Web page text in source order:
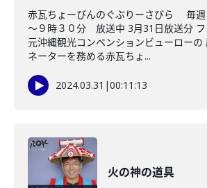
赤瓦ちょーびんのぐぶりーさびら 毎
～９時３０分 放送中 3月31日放送分 フ
元沖縄観光コンベンションビューローの
ネーターを務める赤瓦ちょ...
2024.03.31 |00:11:13
火の神の道具